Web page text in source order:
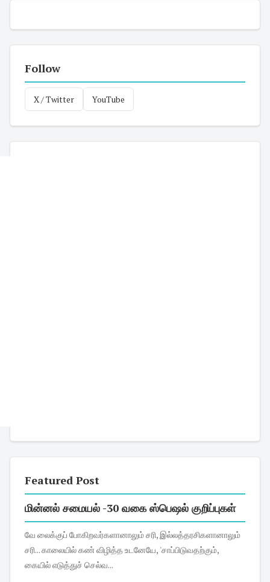
Follow
X / Twitter YouTube
Featured Post
மின்னல் சமையல் -30 வகை ஸ்பெஷல் குறிப்புகள்
வே லைக்குப் போகிறவர்களானாலும் சரி, இல்லத்தரசிகளானாலும்
சரி... காலையில் கண் விழித்த உடனேயே, 'சாப்பிடுவதற்கும்,
கையில் எடுத்துச் செல்வ...